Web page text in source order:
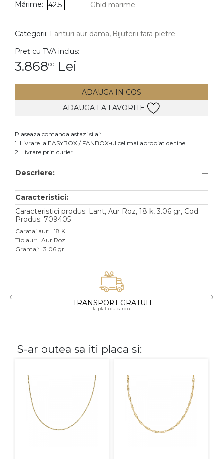
DIAMANTE Vezi toate
Cercei
Accesorii
Aur alb
Aur roz
Aur mixt
18K
Cu pietre
Diamante
Mărime: 42.5 Ghid marime
Categorii: Lanturi aur dama, Bijuterii fara pietre
Preț cu TVA inclus:
3.86800 Lei
ADAUGA IN COS
ADAUGA LA FAVORITE
Plaseaza comanda astazi si ai:
1. Livrare la EASYBOX / FANBOX-ul cel mai apropiat de tine
2. Livrare prin curier
Descriere:
Caracteristici:
Caracteristici produs: Lant, Aur Roz, 18 k, 3.06 gr, Cod
Produs: 709405
Carataj aur: 18 K
Tip aur: Aur Roz
Gramaj: 3.06 gr
‹ TRANSPORT GRATUIT
la plata cu cardul
›
S-ar putea sa iti placa si: